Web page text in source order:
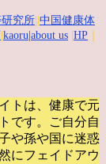
究所 中国健康体
kaoru |about us HP
トは、健康で元
です。
ご自分自
や孫や国に迷惑
にフェイドアウ